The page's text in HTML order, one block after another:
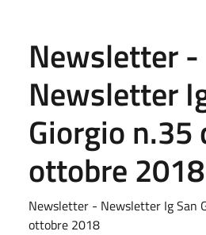
Newsletter -
Newsletter
Giorgio n.35
ottobre 2018
Newsletter - Newsletter Ig San
ottobre 2018